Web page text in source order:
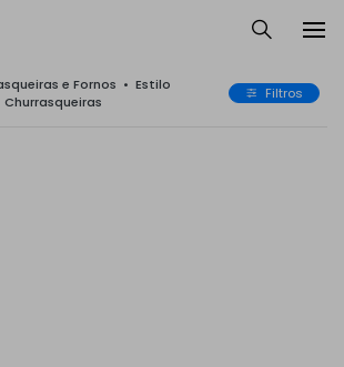
e Fornos • Estilo
Churrasqueiras Filtros